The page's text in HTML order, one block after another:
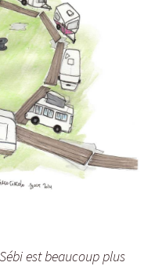
est beaucoup plus